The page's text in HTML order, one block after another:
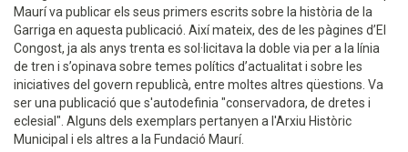
Maurí va publicar els seus primers escrits sobre la història de la
Garriga en aquesta publicació. Així mateix, des de les pàgines d’El
Congost, ja als anys trenta es sol·licitava la doble via per a la línia
de tren i s’opinava sobre temes polítics d’actualitat i sobre les
iniciatives del govern republicà, entre moltes altres qüestions. Va
ser una publicació que s'autodefinia "conservadora, de dretes i
eclesial". Alguns dels exemplars pertanyen a l'Arxiu Històric
Municipal i els altres a la Fundació Maurí.